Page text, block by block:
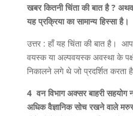
खबर कितनी चिंता की बात है ?
यह प्रक्रिया का सामान्य हिस्सा है।
उत्तर : हाँ यह चिंता की बात है।
वयस्क या अल्पवयस्क अवस्था के
निकालने लगे थे जो प्रदर्शित करता
4 वन विभाग अक्सर बाहरी सहयोग
अधिक वैज्ञानिक सोच रखने वाले